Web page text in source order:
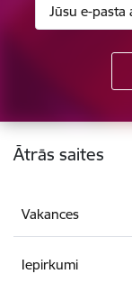
Kājene
Ātrās saites
Vakances
Iepirkumi